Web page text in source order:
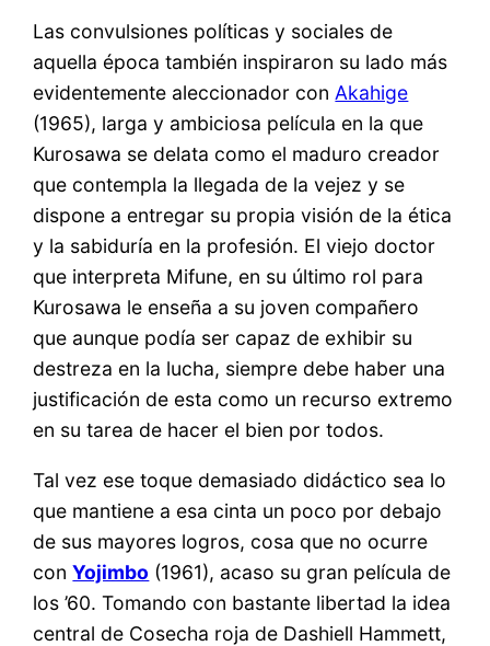
Las convulsiones políticas y sociales de
aquella época también inspiraron su lado más
evidentemente aleccionador conAkahige
(1965), larga y ambiciosa película en la que
Kurosawa se delata como el maduro creador
que contempla la llegada de la vejez y se
dispone a entregar su propia visión de la ética
y la sabiduría en la profesión. El viejo doctor
que interpreta Mifune, en su último rol para
Kurosawa le enseña a su joven compañero
que aunque podía ser capaz de exhibir su
destreza en la lucha, siempre debe haber una
justificación de esta como un recurso extremo
en su tarea de hacer el bien por todos.
Tal vez ese toque demasiado didáctico sea lo
que mantiene a esa cinta un poco por debajo
de sus mayores logros, cosa que no ocurre
conYojimbo (1961), acaso su gran película de
los ’60. Tomando con bastante libertad la idea
central de Cosecha roja de Dashiell Hammett,